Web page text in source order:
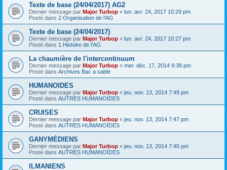
Texte de base (24/04/2017) AG2
Dernier message par Major Turbop « lun. avr. 24, 2017 10:29 pm
Posté dans 2 Organisation de l'AG
Texte de base (24/04/2017)
Dernier message par Major Turbop « lun. avr. 24, 2017 10:27 pm
Posté dans 1 Histoire de l'AG
La chaumière de l'intercontinuum
Dernier message par Major Turbop « mer. déc. 17, 2014 9:38 pm
Posté dans Archives Bac a sable
HUMANOIDES
Dernier message par Major Turbop « jeu. nov. 13, 2014 7:49 pm
Posté dans AUTRES HUMANOÏDES
CRUISES
Dernier message par Major Turbop « jeu. nov. 13, 2014 7:47 pm
Posté dans AUTRES HUMANOÏDES
GANYMÉDIENS
Dernier message par Major Turbop « jeu. nov. 13, 2014 7:45 pm
Posté dans AUTRES HUMANOÏDES
ILMANIENS